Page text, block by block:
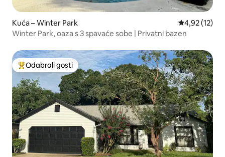
Kuća – Winter Park Prosječna
4,92 (12)
Winter Park, oaza s 3 spavaće sobe | Privatni bazen
Među najviše rangiranima s oznakom „Odabrali gosti”
Odabrali gosti